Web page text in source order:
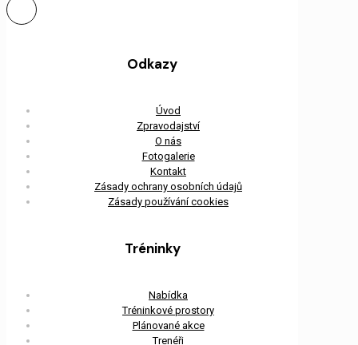
Odkazy
Úvod
Zpravodajství
O nás
Fotogalerie
Kontakt
Zásady ochrany osobních údajů
Zásady používání cookies
Tréninky
Nabídka
Tréninkové prostory
Plánované akce
Trenéři